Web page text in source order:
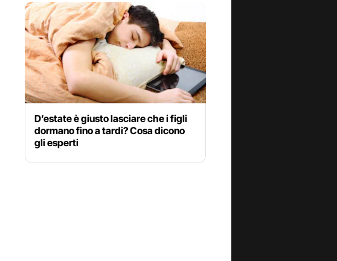
D’estate è giusto lasciare che i figli
dormano fino a tardi? Cosa dicono
gli esperti